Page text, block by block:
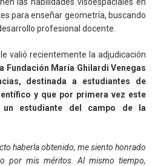
para enseñar geometría, buscando
profesional docente.
valió recientemente la adjudicación
Fundación María Ghilardi Venegas
destinada a estudiantes de
y que por primera vez este
estudiante del campo de la
haberla obtenido, me siento honrado
por mis méritos. Al mismo tiempo,